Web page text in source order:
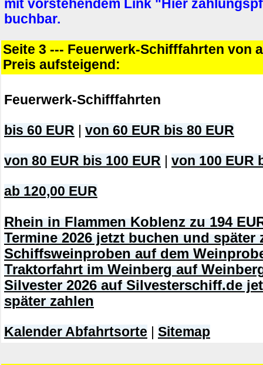
mit vorstehendem Link "Hier
buchbar.
Seite 3 --- Feuerwerk-Schifffahrten von
Preis aufsteigend:
Feuerwerk-Schifffahrten
bis 60 EUR von 60 EUR bis 80 EUR
von 80 EUR bis 100 EUR von 100 EUR
ab 120,00 EUR
Rhein in Flammen Koblenz zu 194
Termine 2026 jetzt buchen und später
Schiffsweinproben auf dem
Traktorfahrt im Weinberg auf
Silvester 2026 auf Silvesterschiff.de
später zahlen
Kalender Abfahrtsorte Sitemap